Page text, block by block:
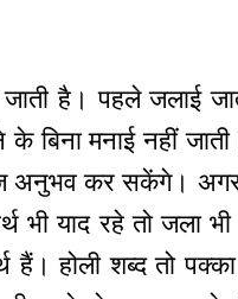
है। पहले जलाई
बिना मनाई नहीं
अनुभव कर सकेंगे। अगर
भी याद रहे तो जला भी
हैं। होली शब्द तो पक्का